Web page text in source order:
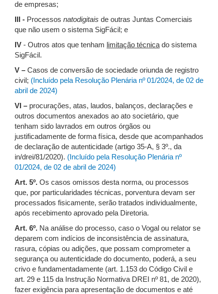
de empresas;
III - Processos natodigitais de outras Juntas Comerciais
que não usem o sistema SigFácil; e
IV - Outros atos que tenham limitação técnica do sistema
SigFácil.
V – Casos de conversão de sociedade oriunda de registro
civil; (Incluído pela Resolução Plenária nº 01/2024, de 02 de
abril de 2024)
VI – procurações, atas, laudos, balanços, declarações e
outros documentos anexados ao ato societário, que
tenham sido lavrados em outros órgãos ou
justificadamente de forma física, desde que acompanhados
de declaração de autenticidade (artigo 35-A, § 3º., da
in/drei/81/2020). (Incluído pela Resolução Plenária nº
01/2024, de 02 de abril de 2024)
Art. 5º. Os casos omissos desta norma, ou processos
que, por particularidades técnicas, porventura devam ser
processados fisicamente, serão tratados individualmente,
após recebimento aprovado pela Diretoria.
Art. 6º. Na análise do processo, caso o Vogal ou relator se
deparem com indícios de inconsistência de assinatura,
rasura, cópias ou adições, que possam comprometer a
segurança ou autenticidade do documento, poderá, a seu
crivo e fundamentadamente (art. 1.153 do Código Civil e
art. 29 e 115 da Instrução Normativa DREI nº 81, de 2020),
fazer exigência para apresentação de documentos e até